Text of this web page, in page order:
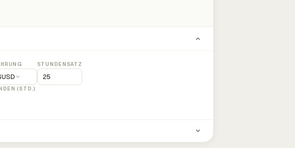
USD
STUNDENSATZ
(STD.)